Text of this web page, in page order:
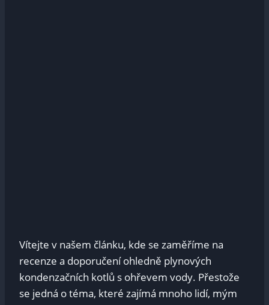
Vítejte v našem článku, kde se zaměříme na
recenze a doporučení ohledně plynových
kondenzačních kotlů s ohřevem vody. Přestože
se jedná o téma, které zajímá mnoho lidí, mým